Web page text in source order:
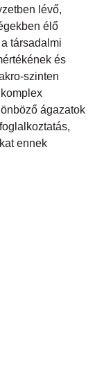
lévő,
élő
társadalmi
és
szinten
ágazatok
ennek